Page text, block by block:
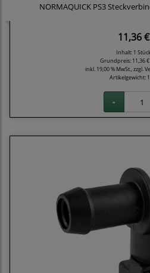
NORMAQUICK PS3
11,36 €
Inhalt: 1
Grundpreis: 11,36
inkl. 19,00 % MwSt., zzgl.
Artikelgewicht: